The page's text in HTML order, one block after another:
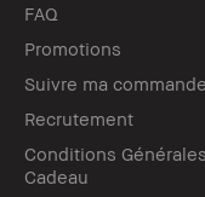
FAQ
Promotions
Suivre ma commande
Recrutement
Conditions
Cadeau